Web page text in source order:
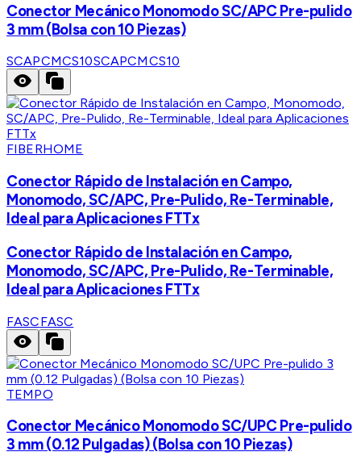
Conector Mecánico Monomodo SC/APC Pre-pulido
3 mm (Bolsa con 10 Piezas)
SCAPCMCS10SCAPCMCS10
FIBERHOME
Conector Rápido de Instalación en Campo,
Monomodo, SC/APC, Pre-Pulido, Re-Terminable,
Ideal para Aplicaciones FTTx
Conector Rápido de Instalación en Campo,
Monomodo, SC/APC, Pre-Pulido, Re-Terminable,
Ideal para Aplicaciones FTTx
FASCFASC
TEMPO
Conector Mecánico Monomodo SC/UPC Pre-pulido
3 mm (0.12 Pulgadas) (Bolsa con 10 Piezas)